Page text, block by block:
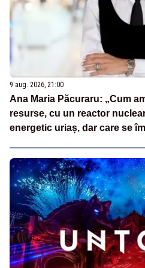
9 aug. 2026, 21:00
Ana Maria Păcuraru: „Cum
resurse, cu un reactor
energetic uriaș, dar care se